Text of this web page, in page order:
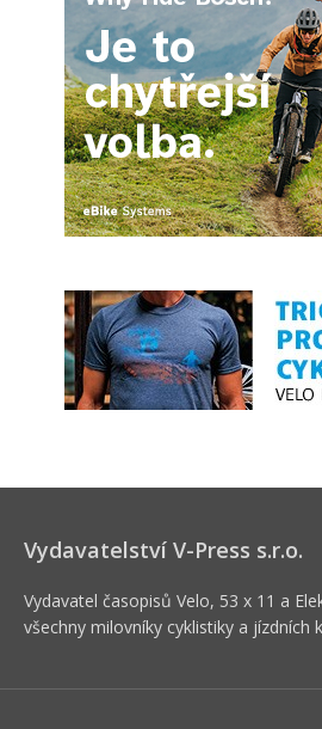
Vydavatelství V-Press s.r.o.
Vydavatel časopisů Velo, 53 x 11 a
všechny milovníky cyklistiky a jízdních